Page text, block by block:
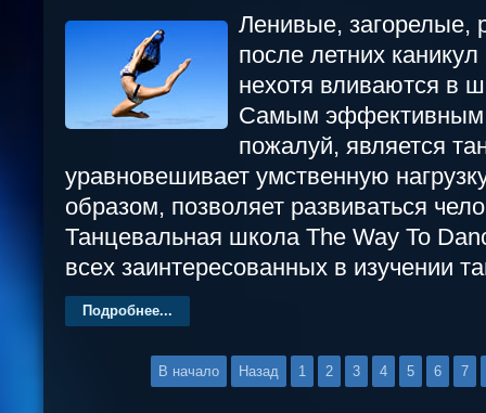
Ленивые, загорелые,
после летних
нехотя вливаются в
Самым эффективным
пожалуй, является
уравновешивает умственную
образом, позволяет развиваться
Танцевальная школа The Way To
всех заинтересованных в изучении
Подробнее...
В начало Назад 1 2 3 4 5 6 7